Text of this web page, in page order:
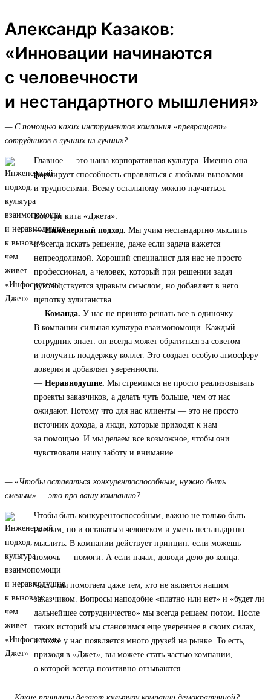
Александр Казаков:
«Инновации начинаются
с человечности
и нестандартного мышления»
— С помощью каких инструментов компания «превращает»
сотрудников в лучших из лучших?
Главное — это наша корпоративная культура. Именно она
формирует способность справляться с любыми вызовами
и трудностями. Всему остальному можно научиться.
Вот три кита «Джета»:
—Инженерный подход. Мы учим нестандартно мыслить
и всегда искать решение, даже если задача кажется
непреодолимой. Хороший специалист для нас не просто
профессионал, а человек, который при решении задач
руководствуется здравым смыслом, но добавляет в него
щепотку хулиганства.
— Команда. У нас не принято решать все в одиночку.
В компании сильная культура взаимопомощи. Каждый
сотрудник знает: он всегда может обратиться за советом
и получить поддержку коллег. Это создает особую атмосферу
доверия и добавляет уверенности.
— Неравнодушие. Мы стремимся не просто реализовывать
проекты заказчиков, а делать чуть больше, чем от нас
ожидают. Потому что для нас клиенты — это не просто
источник дохода, а люди, которые приходят к нам
за помощью. И мы делаем все возможное, чтобы они
чувствовали нашу заботу и внимание.
— «Чтобы оставаться конкурентоспособным, нужно быть
смелым» — это про вашу компанию?
Чтобы быть конкурентоспособным, важно не только быть
смелым, но и оставаться человеком и уметь нестандартно
мыслить. В компании действует принцип: если можешь
помочь — помоги. А если начал, доводи дело до конца.
Часто мы помогаем даже тем, кто не является нашим
заказчиком. Вопросы наподобие «платно или нет» и «будет ли
дальнейшее сотрудничество» мы всегда решаем потом. После
таких историй мы становимся еще увереннее в своих силах,
а также у нас появляется много друзей на рынке. То есть,
приходя в «Джет», вы можете стать частью компании,
о которой всегда позитивно отзываются.